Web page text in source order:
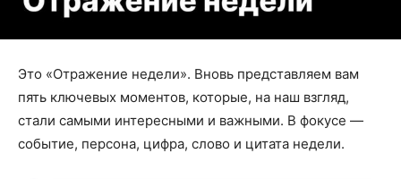
Это «Отражение недели». Вновь представляем вам
пять ключевых моментов, которые, на наш взгляд,
стали самыми интересными и важными. В фокусе —
событие, персона, цифра, слово и цитата недели.